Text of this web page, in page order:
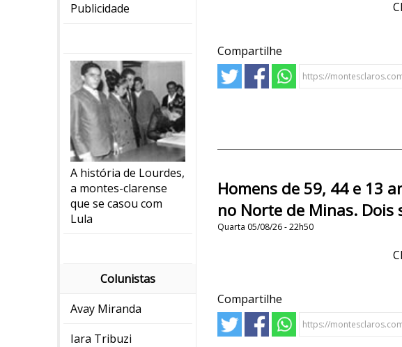
Publicidade
A história de Lourdes,
a montes-clarense
que se casou com
Lula
Colunistas
Avay Miranda
Iara Tribuzi
Compartilhe
Homens de 59, 44 e 13
no Norte de Minas. Dois
Quarta 05/08/26 - 22h50
Compartilhe